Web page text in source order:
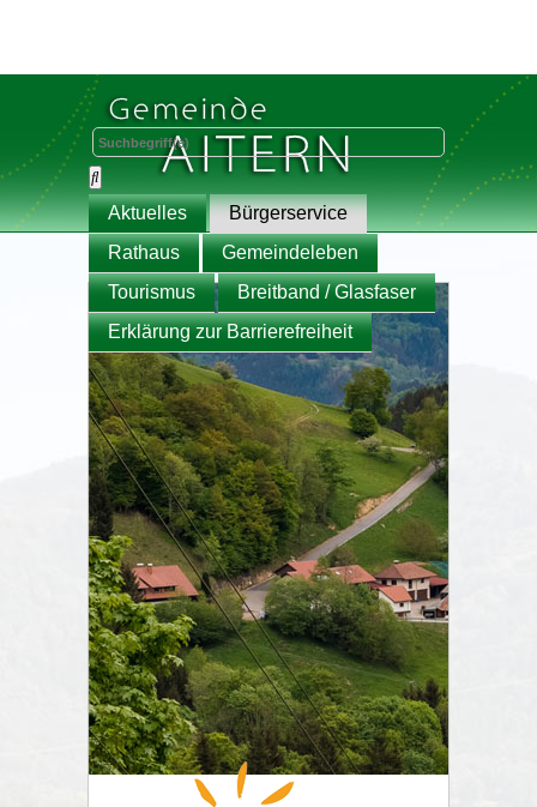
Aktuelles
Bürgerservice
Rathaus
Gemeindeleben
Tourismus
Breitband / Glasfaser
Erklärung zur Barrierefreiheit